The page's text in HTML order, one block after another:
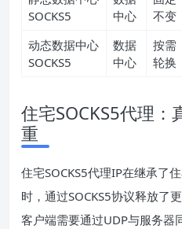
SOCKS5
中心
不变
动态数据中心
SOCKS5
数据
中心
按需
轮换
住宅SOCKS5代理：
重
住宅SOCKS5代理IP在继承了
时，通过SOCKS5协议释放了
客户端需要通过UDP与服务器